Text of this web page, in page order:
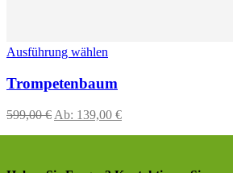
Ausführung wählen
Trompetenbaum
599,00€ Ab: 139,00 €